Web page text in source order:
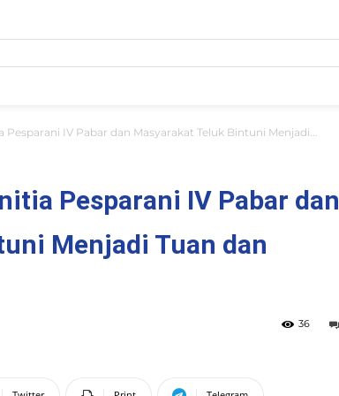
IV Pabar dan Masyarakat Teluk Bintuni Menjadi...
Pesparani IV Pabar dan
Menjadi Tuan dan
36